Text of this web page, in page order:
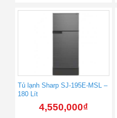
Tủ lạnh Sharp SJ-195E-MSL –
180 Lít
4,550,000₫